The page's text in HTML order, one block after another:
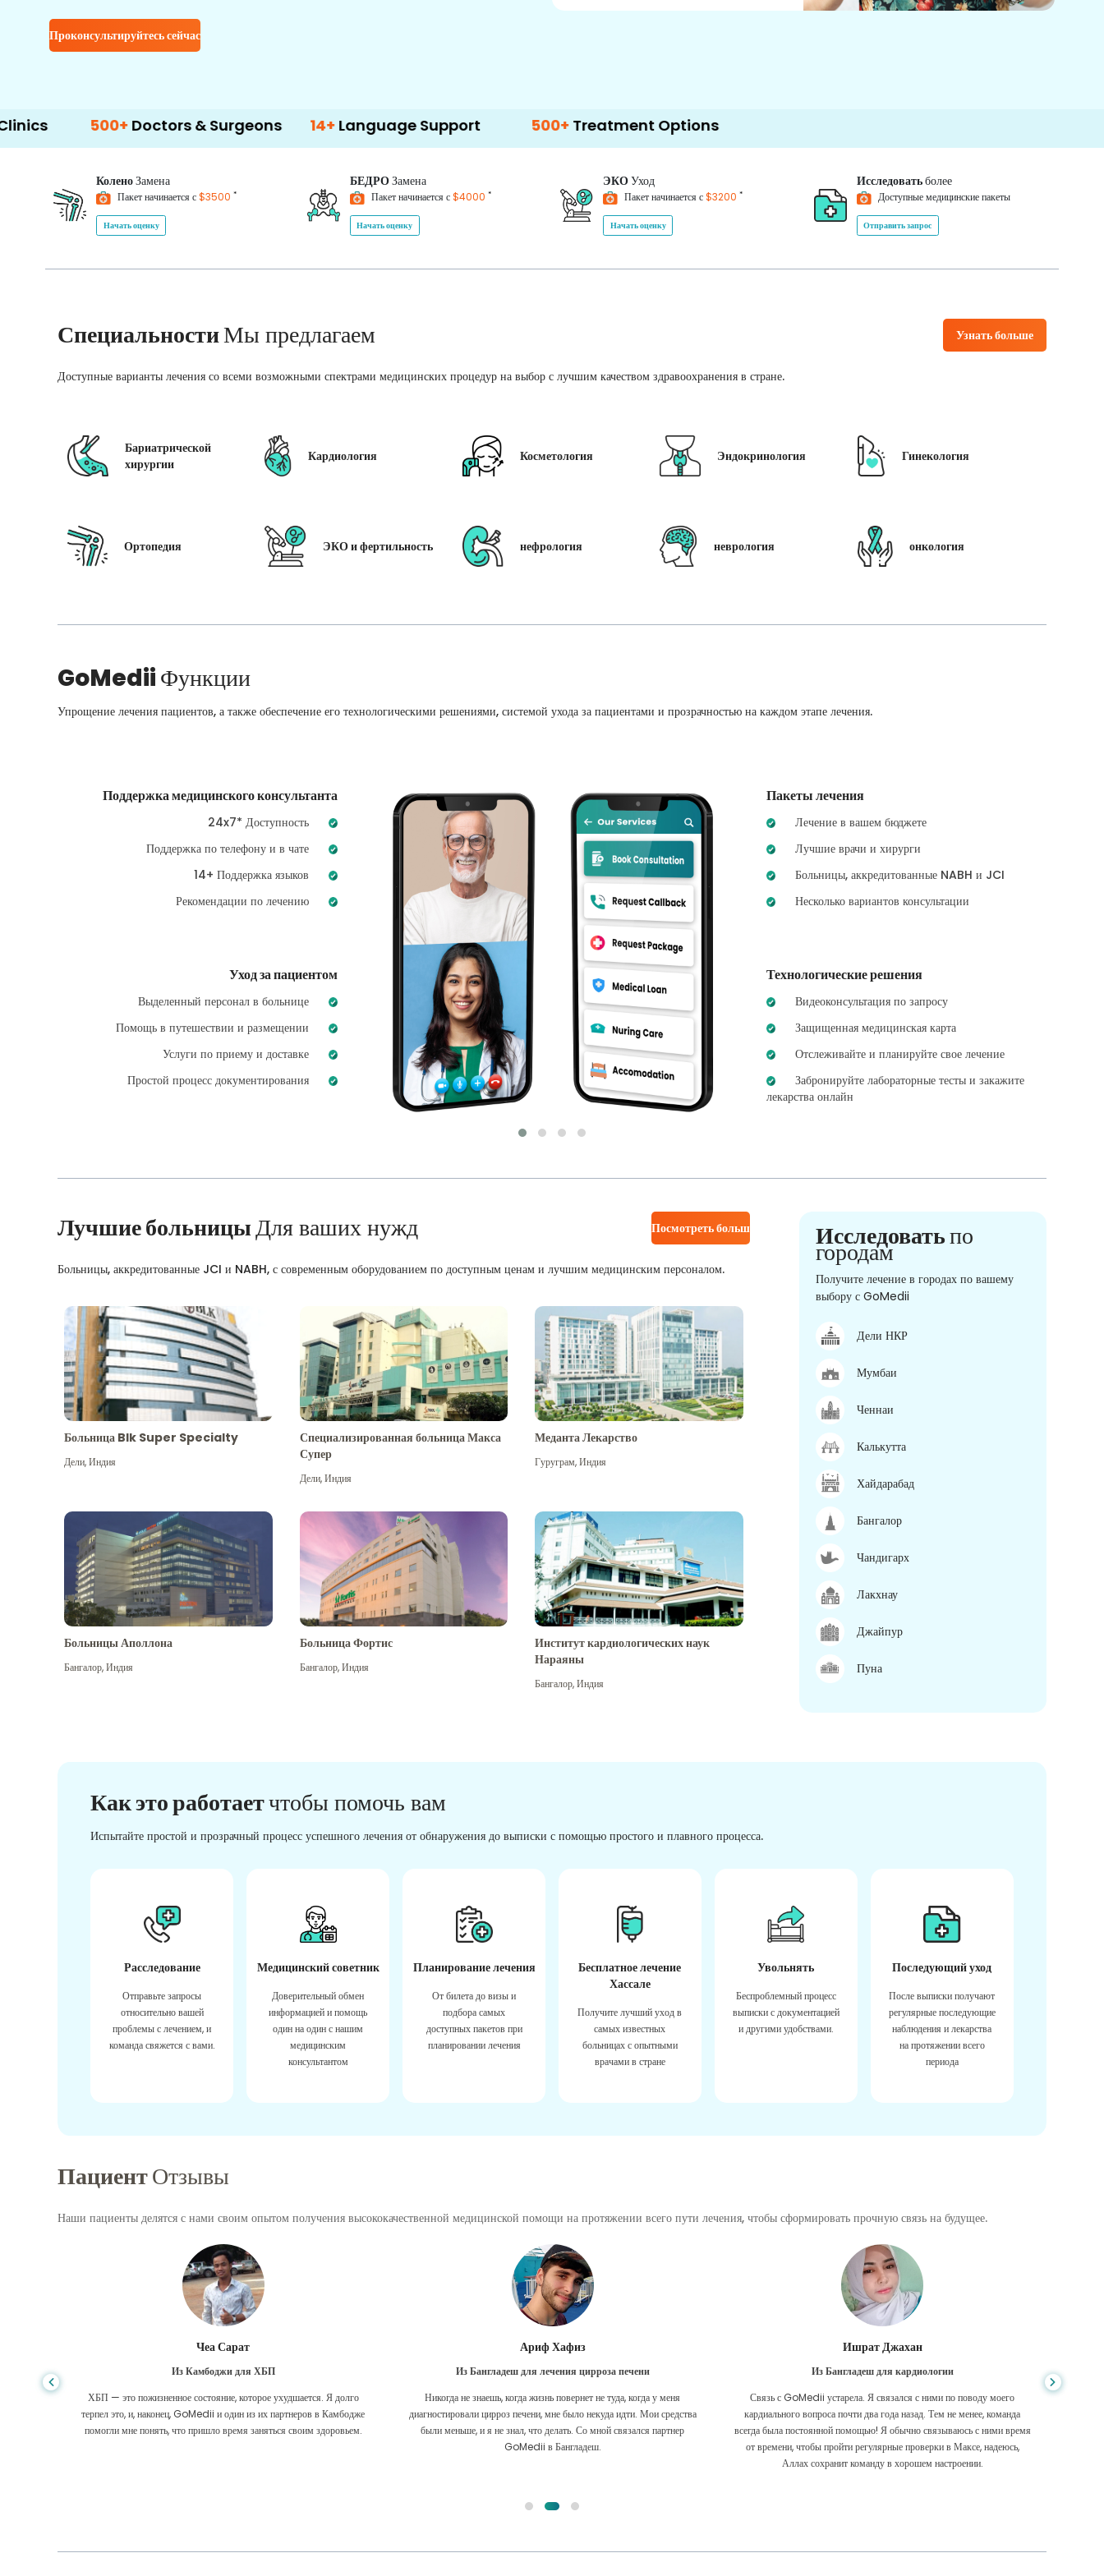
Проконсультируйтесь сейчас
500+Doctors & Surgeons 14+Language Support 500+ Treatment Options
КоленоЗамена
Пакет начинается с$3500 *
Начать оценку
БЕДРОЗамена
Пакет начинается с$4000 *
Начать оценку
ЭКОУход
Пакет начинается с$3200 *
Начать оценку
Исследоватьболее
Доступные медицинские пакеты
Отправить запрос
СпециальностиМы предлагаем Узнать больше
Доступные варианты лечения со всеми возможными спектрами медицинских процедур на выбор с лучшим качеством здравоохранения в стране.
Бариатрической
хирургии
Кардиология Косметология Эндокринология Гинекология
Ортопедия ЭКО и фертильность нефрология неврология онкология
GoMediiФункции
Упрощение лечения пациентов, а также обеспечение его технологическими решениями, системой ухода за пациентами и прозрачностью на каждом этапе лечения.
Поддержка медицинского консультанта
24x7* Доступность
Поддержка по телефону и в чате
14+ Поддержка языков
Рекомендации по лечению
Уход за пациентом
Выделенный персонал в больнице
Помощь в путешествии и размещении
Услуги по приему и доставке
Простой процесс документирования
Пакеты лечения
Лечение в вашем бюджете
Лучшие врачи и хирурги
Больницы, аккредитованные NABH и JCI
Несколько вариантов консультации
Технологические решения
Видеоконсультация по запросу
Защищенная медицинская карта
Отслеживайте и планируйте свое лечение
Забронируйте лабораторные тесты и закажите
лекарства онлайн
Лучшие больницыДля ваших нужд Посмотреть больше
Больницы, аккредитованные JCI и NABH, с современным оборудованием по доступным ценам и лучшим медицинским персоналом.
Больница Blk Super Specialty
Дели,Индия
Специализированная больница Макса
Супер
Дели,Индия
Меданта Лекарство
Гуруграм,Индия
Больницы Аполлона
Бангалор,Индия
Больница Фортис
Бангалор,Индия
Институт кардиологических наук
Нараяны
Бангалор,Индия
Исследоватьпо
городам
Получите лечение в городах по вашему
выбору с GoMedii
Дели НКР
Мумбаи
Ченнаи
Калькутта
Хайдарабад
Бангалор
Чандигарх
Лакхнау
Джайпур
Пуна
Как это работаетчтобы помочь вам
Испытайте простой и прозрачный процесс успешного лечения от обнаружения до выписки с помощью простого и плавного процесса.
Расследование
Отправьте запросы
относительно вашей
проблемы с лечением, и
команда свяжется с вами.
Медицинский советник
Доверительный обмен
информацией и помощь
один на один с нашим
медицинским
консультантом
Планирование лечения
От билета до визы и
подбора самых
доступных пакетов при
планировании лечения
Бесплатное лечение
Хассале
Получите лучший уход в
самых известных
больницах с опытными
врачами в стране
Увольнять
Беспроблемный процесс
выписки с документацией
и другими удобствами.
Последующий уход
После выписки получают
регулярные последующие
наблюдения и лекарства
на протяжении всего
периода
ПациентОтзывы
Наши пациенты делятся с нами своим опытом получения высококачественной медицинской помощи на протяжении всего пути лечения, чтобы сформировать прочную связь на будущее.
Чеа Сарат
Из Камбоджи для ХБП
ХБП — это пожизненное состояние, которое ухудшается. Я долго
терпел это, и, наконец, GoMedii и один из их партнеров в Камбодже
помогли мне понять, что пришло время заняться своим здоровьем.
Ариф Хафиз
Из Бангладеш для лечения цирроза печени
Никогда не знаешь, когда жизнь повернет не туда, когда у меня
диагностировали цирроз печени, мне было некуда идти. Мои средства
были меньше, и я не знал, что делать. Со мной связался партнер
GoMedii в Бангладеш.
Ишрат Джахан
Из Бангладеш для кардиологии
Связь с GoMedii устарела. Я связался с ними по поводу моего
кардиального вопроса почти два года назад. Тем не менее, команда
всегда была постоянной помощью! Я обычно связываюсь с ними время
от времени, чтобы пройти регулярные проверки в Максе, надеюсь,
Аллах сохранит команду в хорошем настроении.